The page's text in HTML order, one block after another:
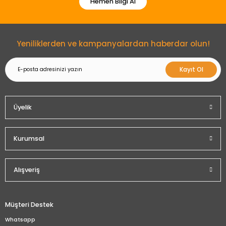
Yeniliklerden ve kampanyalardan haberdar olun!
Kayıt Ol
Üyelik
Kurumsal
Alışveriş
Müşteri Destek
Whatsapp